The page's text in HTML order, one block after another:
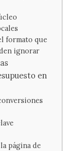
formato que
ignorar
en
página de